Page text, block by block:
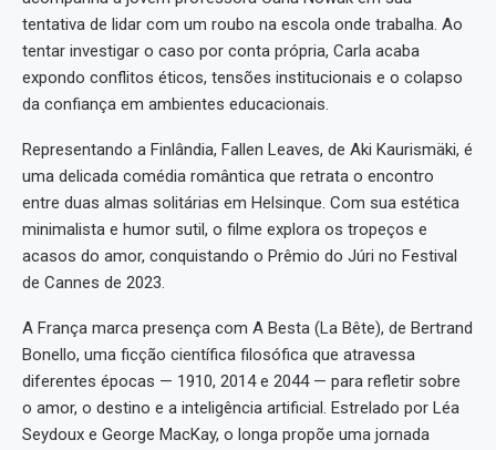
tentativa de lidar com um roubo na escola onde trabalha. Ao
tentar investigar o caso por conta própria, Carla acaba
expondo conflitos éticos, tensões institucionais e o colapso
da confiança em ambientes educacionais.
Representando a Finlândia, Fallen Leaves, de Aki Kaurismäki, é
uma delicada comédia romântica que retrata o encontro
entre duas almas solitárias em Helsinque. Com sua estética
minimalista e humor sutil, o filme explora os tropeços e
acasos do amor, conquistando o Prêmio do Júri no Festival
de Cannes de 2023.
A França marca presença com A Besta (La Bête), de Bertrand
Bonello, uma ficção científica filosófica que atravessa
diferentes épocas — 1910, 2014 e 2044 — para refletir sobre
o amor, o destino e a inteligência artificial. Estrelado por Léa
Seydoux e George MacKay, o longa propõe uma jornada